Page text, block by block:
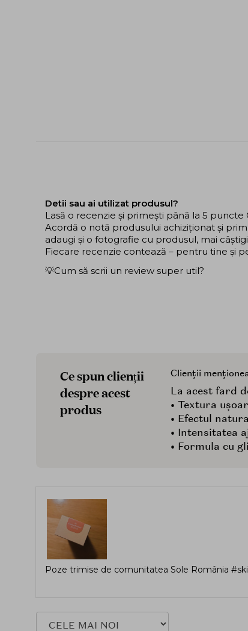
Detii sau ai utilizat produsul?
Lasă o recenzie și primești până la 5 puncte
Acordă o notă produsului achiziționat și
adaugi și o fotografie cu produsul, mai
Fiecare recenzie contează – pentru tine și
💡Cum să scrii un review super util?
Ce spun clienții
despre acest
produs
Clienții
La acest fard
• Textura
• Efectul
• Intensitatea
• Formula cu
Poze trimise de comunitatea Sole România